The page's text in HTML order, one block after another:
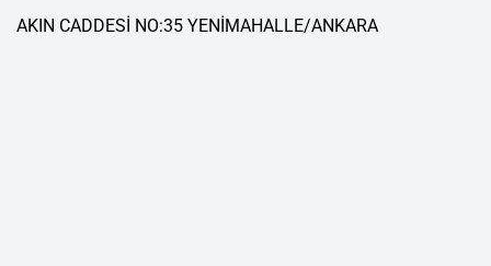
AKIN CADDESİ NO:35 YENİMAHALLE/ANKARA